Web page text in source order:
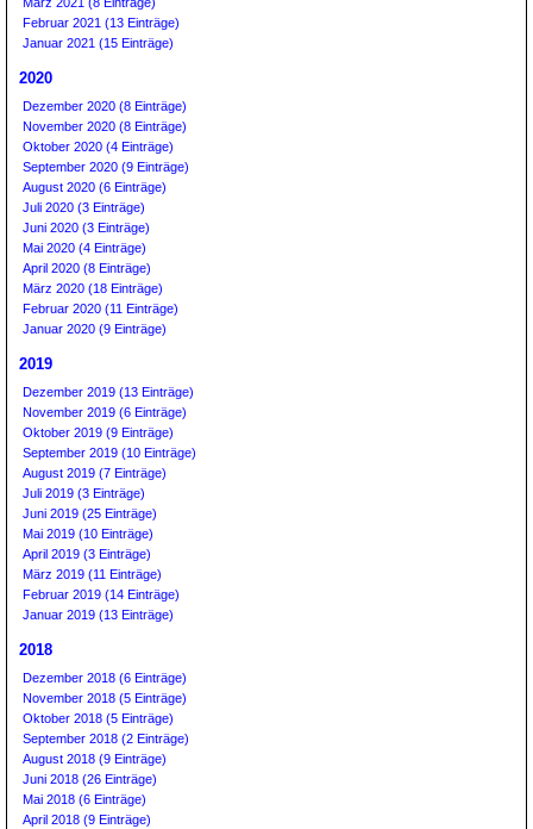
Februar 2021 (13 Einträge)
Januar 2021 (15 Einträge)
2020
Dezember 2020 (8 Einträge)
November 2020 (8 Einträge)
Oktober 2020 (4 Einträge)
September 2020 (9 Einträge)
August 2020 (6 Einträge)
Juli 2020 (3 Einträge)
Juni 2020 (3 Einträge)
Mai 2020 (4 Einträge)
April 2020 (8 Einträge)
März 2020 (18 Einträge)
Februar 2020 (11 Einträge)
Januar 2020 (9 Einträge)
2019
Dezember 2019 (13 Einträge)
November 2019 (6 Einträge)
Oktober 2019 (9 Einträge)
September 2019 (10 Einträge)
August 2019 (7 Einträge)
Juli 2019 (3 Einträge)
Juni 2019 (25 Einträge)
Mai 2019 (10 Einträge)
April 2019 (3 Einträge)
März 2019 (11 Einträge)
Februar 2019 (14 Einträge)
Januar 2019 (13 Einträge)
2018
Dezember 2018 (6 Einträge)
November 2018 (5 Einträge)
Oktober 2018 (5 Einträge)
September 2018 (2 Einträge)
August 2018 (9 Einträge)
Juni 2018 (26 Einträge)
Mai 2018 (6 Einträge)
April 2018 (9 Einträge)